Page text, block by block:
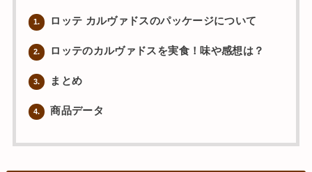
1. ロッテ カルヴァドスのパッケージについて
2. ロッテのカルヴァドスを実食！味や感想は？
3. まとめ
4. 商品データ